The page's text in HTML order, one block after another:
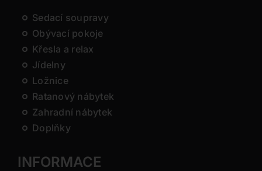
Sedací soupravy
Obývací pokoje
Křesla a relax
Jídelny
Ložnice
Ratanový nábytek
Zahradní nábytek
Doplňky
INFORMACE